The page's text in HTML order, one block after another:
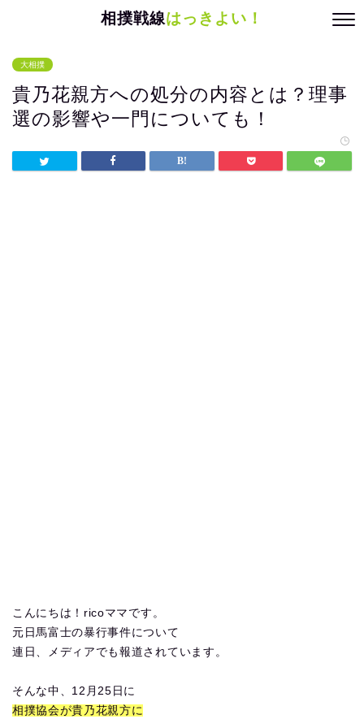
相撲戦線はっきよい！
大相撲
貴乃花親方への処分の内容とは？理事
選の影響や一門についても！
こんにちは！ricoママです。
元日馬富士の暴行事件について
連日、メディアでも報道されています。
そんな中、12月25日に
相撲協会が貴乃花親方に